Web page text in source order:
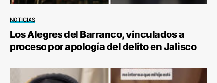
NOTICIAS
Los Alegres del Barranco, vinculados a
proceso por apología del delito en Jalisco